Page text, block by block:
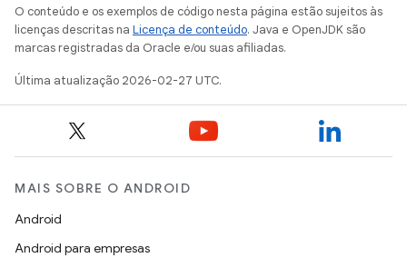
O conteúdo e os exemplos de código nesta página estão sujeitos às
licenças descritas na Licença de conteúdo. Java e OpenJDK são
marcas registradas da Oracle e/ou suas afiliadas.
Última atualização 2026-02-27 UTC.
MAIS SOBRE O ANDROID
Android
Android para empresas